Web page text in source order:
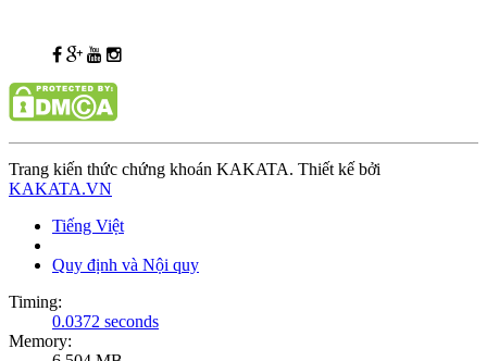
Trang kiến thức chứng khoán KAKATA. Thiết kế bởi
KAKATA.VN
Tiếng Việt
Quy định và Nội quy
Timing:
0.0372 seconds
Memory: